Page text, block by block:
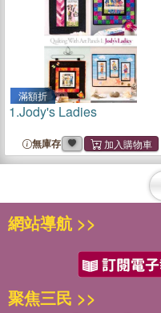
滿額折
1.Jody's Ladies
無庫存
網站導航 >>
聚焦三民 >>